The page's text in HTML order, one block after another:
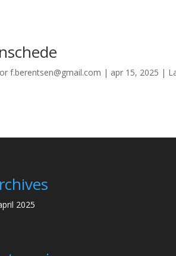
f.berentsen@gmail.com | apr 15, 2025 |
2025